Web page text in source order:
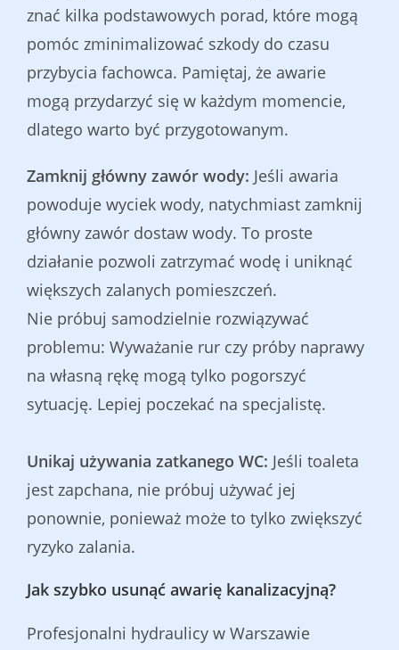
znać kilka podstawowych porad, które mogą
pomóc zminimalizować szkody do czasu
przybycia fachowca. Pamiętaj, że awarie
mogą przydarzyć się w każdym momencie,
dlatego warto być przygotowanym.
Zamknij główny zawór wody: Jeśli awaria
powoduje wyciek wody, natychmiast zamknij
główny zawór dostaw wody. To proste
działanie pozwoli zatrzymać wodę i uniknąć
większych zalanych pomieszczeń.
Nie próbuj samodzielnie rozwiązywać
problemu: Wyważanie rur czy próby naprawy
na własną rękę mogą tylko pogorszyć
sytuację. Lepiej poczekać na specjalistę.
Unikaj używania zatkanego WC: Jeśli toaleta
jest zapchana, nie próbuj używać jej
ponownie, ponieważ może to tylko zwiększyć
ryzyko zalania.
Jak szybko usunąć awarię kanalizacyjną?
Profesjonalni hydraulicy w Warszawie